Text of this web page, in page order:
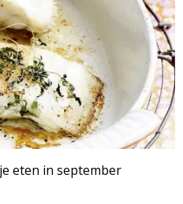
eten in september